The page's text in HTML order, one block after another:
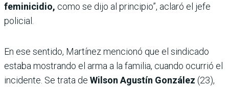
feminicidio, como se dijo al principio”, aclaró el jefe
policial.
En ese sentido, Martínez mencionó que el sindicado
estaba mostrando el arma a la familia, cuando ocurrió el
incidente. Se trata de Wilson Agustín González (23),